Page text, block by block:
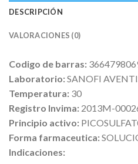
DESCRIPCIÓN
VALORACIONES (0)
Codigo de barras:
Laboratorio:SANOFI
Temperatura: 30
Registro Invima: 2013M-
Principio activo:
Forma farmaceutica:
Indicaciones: